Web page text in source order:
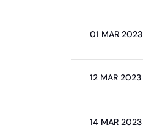
01 MAR 2023
12 MAR 2023
14 MAR 2023